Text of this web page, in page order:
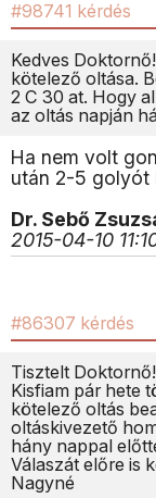
#98741 kérdés
Kedves
kötelező oltása.
2 C 30 at. Hogy
az oltás napján
Ha nem volt
után 2-5 golyót
Dr. Sebő
2015-04-10
#86307 kérdés
Tisztelt Doktornő!
Kisfiam pár hete
kötelező oltás
oltáskivezető
hány nappal
Válaszát előre is
Nagyné